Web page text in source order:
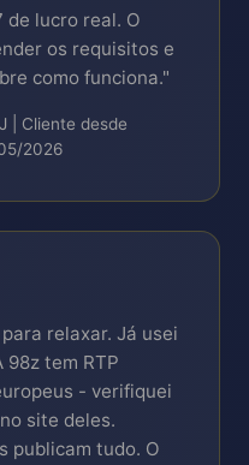
de lucro real. O
os requisitos e
como funciona."
| Cliente desde
2026
relaxar. Já usei
98z tem RTP
- verifiquei
site deles.
publicam tudo. O